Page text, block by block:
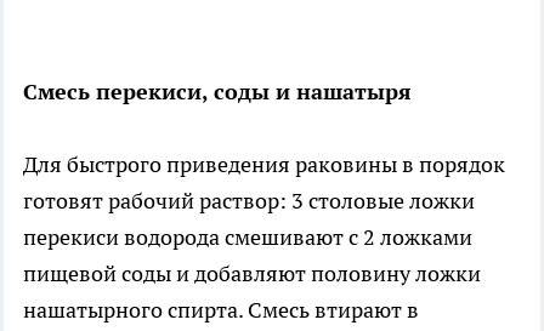
Смесь перекиси, соды и нашатыря
Для быстрого приведения раковины в порядок
готовят рабочий раствор: 3 столовые ложки
перекиси водорода смешивают с 2 ложками
пищевой соды и добавляют половину ложки
нашатырного спирта. Смесь втирают в